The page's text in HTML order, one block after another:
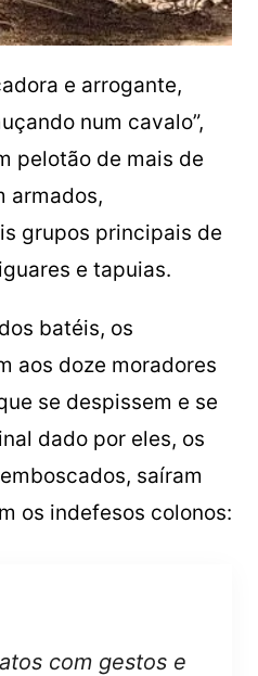
e arrogante,
num cavalo”,
pelotão de mais de
armados,
grupos principais de
e tapuias.
batéis, os
aos doze moradores
se despissem e se
dado por eles, os
saíram
os indefesos colonos:
com gestos e